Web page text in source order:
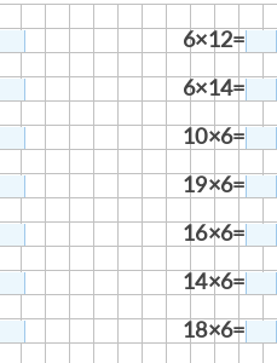
6×12=
6×14=
10×6=
19×6=
16×6=
14×6=
18×6=